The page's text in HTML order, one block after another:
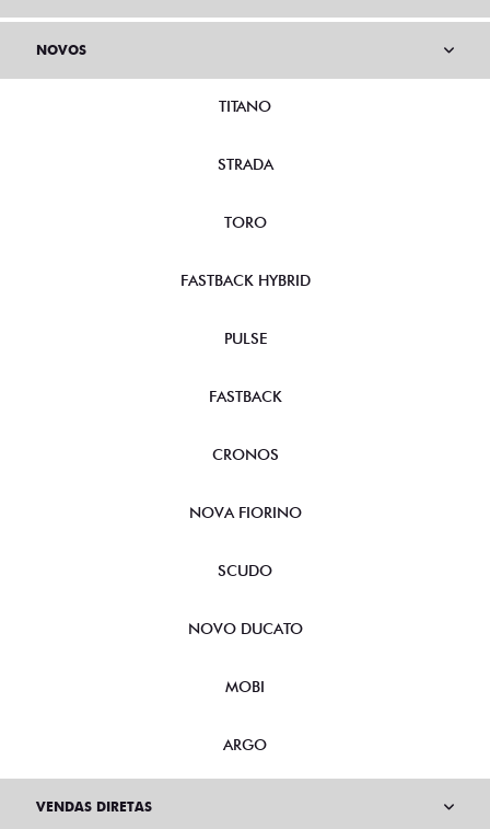
NOVOS
TITANO
STRADA
TORO
FASTBACK HYBRID
PULSE
FASTBACK
CRONOS
NOVA FIORINO
SCUDO
NOVO DUCATO
MOBI
ARGO
VENDAS DIRETAS